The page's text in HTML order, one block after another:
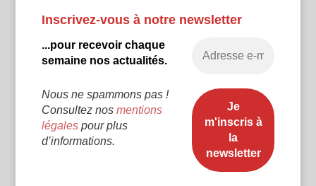
Inscrivez-vous à notre newsletter
...pour recevoir chaque
semaine nos actualités.
Nous ne spammons pas !
Consultez nos mentions
légalespour plus
d’informations.